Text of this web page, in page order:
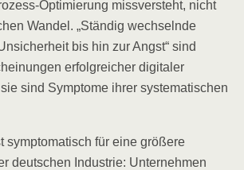
Optimierung missversteht, nicht
Wandel. „Ständig wechselnde
bis hin zur Angst“ sind
erfolgreicher digitaler
sind Symptome ihrer systematischen
symptomatisch für eine größere
deutschen Industrie: Unternehmen